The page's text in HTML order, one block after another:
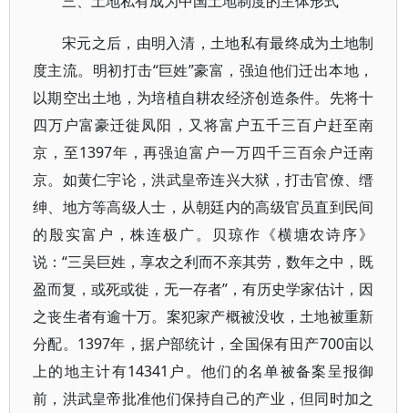
宋元之后，由明入清，土地私有最终成为土地制
度主流。明初打击“巨姓”豪富，强迫他们迁出本地，
以期空出土地，为培植自耕农经济创造条件。先将十
四万户富豪迁徙凤阳，又将富户五千三百户赶至南
京，至1397年，再强迫富户一万四千三百余户迁南
京。如黄仁宇论，洪武皇帝连兴大狱，打击官僚、缙
绅、地方等高级人士，从朝廷内的高级官员直到民间
的殷实富户，株连极广。贝琼作《横塘农诗序》
说：“三吴巨姓，享农之利而不亲其劳，数年之中，既
盈而复，或死或徙，无一存者”，有历史学家估计，因
之丧生者有逾十万。案犯家产概被没收，土地被重新
分配。1397年，据户部统计，全国保有田产700亩以
上的地主计有14341户。他们的名单被备案呈报御
前，洪武皇帝批准他们保持自己的产业，但同时加之